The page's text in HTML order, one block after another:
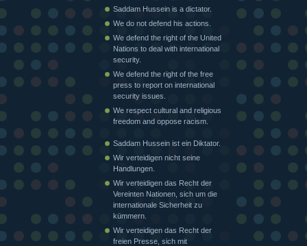
Saddam Hussein is a dictator.
We do not defend his actions.
We defend the right of the United
Nations to deal with international
security.
We defend the right of the free
press to report on international
security issues.
We respect cultural and religious
freedom and oppose racism.
Saddam Hussein ist ein Diktator.
Wir verteidigen nicht seine
Handlungen.
Wir verteidigen das Recht der
Vereinten Nationen, sich um die
internationale Sicherheit zu
kümmern.
Wir verteidigen das Recht der
freien Presse, sich mit